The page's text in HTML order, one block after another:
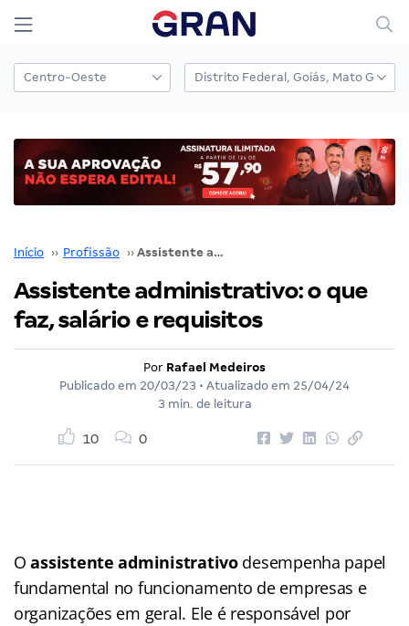
Início ›› Profissão ›› Assistente administrativo: o que faz, salário e requisitos
Assistente administrativo: o que
faz, salário e requisitos
Por Rafael Medeiros
Publicado em 20/03/23 • Atualizado em 25/04/24
3 min. de leitura
10 0
Oassistente administrativodesempenha papel
fundamental no funcionamento de empresas e
organizações em geral. Ele é responsável por